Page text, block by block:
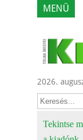
MENÜ
2026.
Tekintse